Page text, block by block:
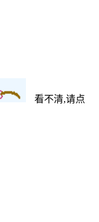
看不清,请点